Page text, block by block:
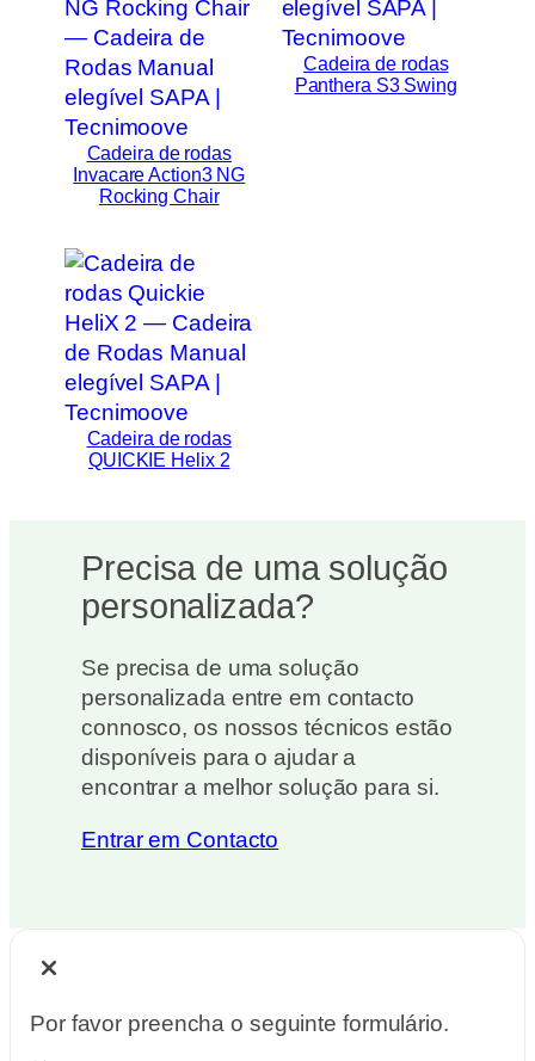
Cadeira de rodas
Invacare Action3 NG
Rocking Chair
Cadeira de rodas
Panthera S3 Swing
Cadeira de rodas
QUICKIE Helix 2
Precisa de uma solução
personalizada?
Se precisa de uma solução
personalizada entre em contacto
connosco, os nossos técnicos estão
disponíveis para o ajudar a
encontrar a melhor solução para si.
Entrar em Contacto
Por favor preencha o seguinte formulário.